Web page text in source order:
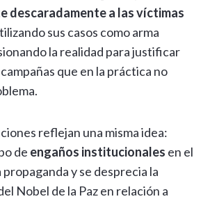
descaradamente a las víctimas
sus casos como arma
la realidad para justificar
que en la práctica no
reflejan una misma idea:
de engaños institucionales en el
propaganda y se desprecia la
Nobel de la Paz en relación a